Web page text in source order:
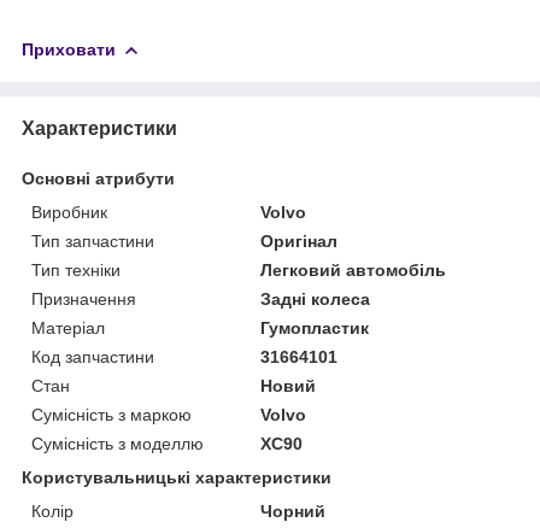
Приховати
Характеристики
Основні атрибути
Виробник
Volvo
Тип запчастини
Оригінал
Тип техніки
Легковий автомобіль
Призначення
Задні колеса
Матеріал
Гумопластик
Код запчастини
31664101
Стан
Новий
Сумісність з маркою
Volvo
Сумісність з моделлю
XC90
Користувальницькі характеристики
Колір
Чорний